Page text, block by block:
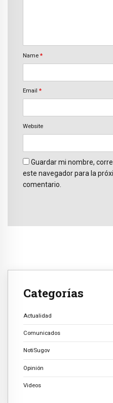
Name *
Email *
Website
Guardar mi nombre,
este navegador para la
comentario.
Categorías
Actualidad
Comunicados
NotiSugov
Opinión
Videos